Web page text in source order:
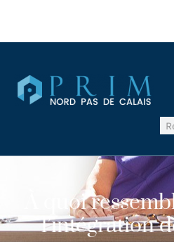
À quoi
l’intégration